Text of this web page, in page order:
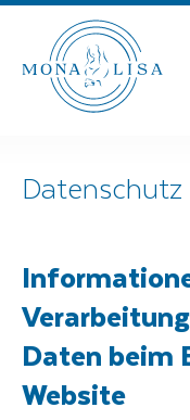
Datenschutz
Daten beim
Website